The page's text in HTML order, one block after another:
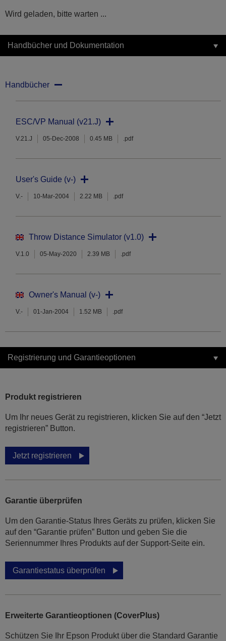
Wird geladen, bitte warten ...
Handbücher und Dokumentation
Handbücher
ESC/VP Manual (v21.J)
V.21.J 05-Dec-2008 0.45 MB .pdf
User's Guide (v-)
V.- 10-Mar-2004 2.22 MB .pdf
Throw Distance Simulator (v1.0)
V.1.0 05-May-2020 2.39 MB .pdf
Owner's Manual (v-)
V.- 01-Jan-2004 1.52 MB .pdf
Registrierung und Garantieoptionen
Produkt registrieren
Um Ihr neues Gerät zu registrieren, klicken Sie auf den “Jetzt
registrieren” Button.
Jetzt registrieren
Garantie überprüfen
Um den Garantie-Status Ihres Geräts zu prüfen, klicken Sie
auf den “Garantie prüfen” Button und geben Sie die
Seriennummer Ihres Produkts auf der Support-Seite ein.
Garantiestatus überprüfen
Erweiterte Garantieoptionen (CoverPlus)
Schützen Sie Ihr Epson Produkt über die Standard Garantie